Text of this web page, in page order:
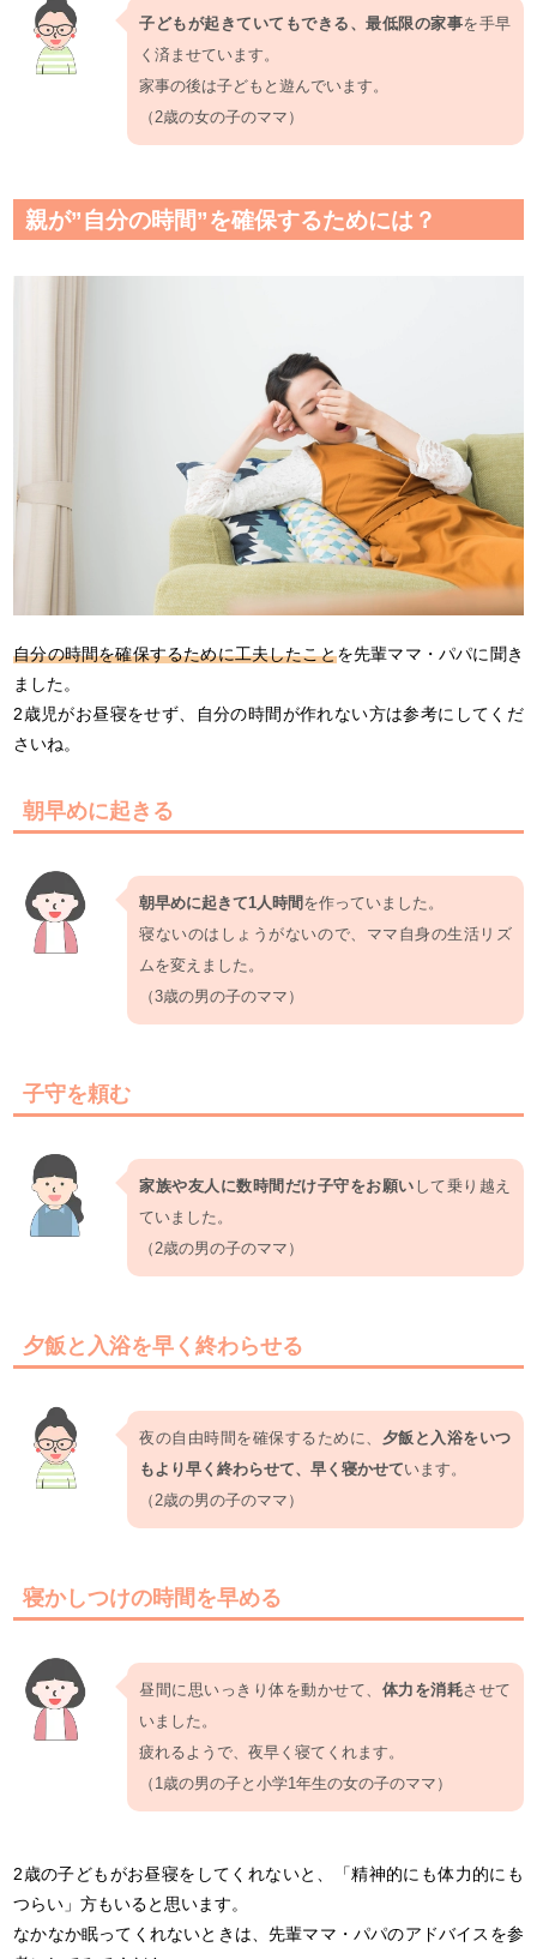
子どもが起きていてもできる、最低限の家事を手早
く済ませています。
家事の後は子どもと遊んでいます。
（2歳の女の子のママ）
親が”自分の時間”を確保するためには？
自分の時間を確保するために工夫したことを先輩ママ・パパに聞き
ました。
2歳児がお昼寝をせず、自分の時間が作れない方は参考にしてくだ
さいね。
朝早めに起きる
朝早めに起きて1人時間 を作っていました。
寝ないのはしょうがないので、ママ自身の生活リズ
ムを変えました。
（3歳の男の子のママ）
子守を頼む
家族や友人に数時間だけ子守をお願い して乗り越え
ていました。
（2歳の男の子のママ）
夕飯と入浴を早く終わらせる
夜の自由時間を確保するために、 夕飯と入浴をいつ
もより早く終わらせて、早く寝かせています。
（2歳の男の子のママ）
寝かしつけの時間を早める
昼間に思いっきり体を動かせて、 体力を消耗させて
いました。
疲れるようで、夜早く寝てくれます。
（1歳の男の子と小学1年生の女の子のママ）
2歳の子どもがお昼寝をしてくれないと、「精神的にも体力的にも
つらい」方もいると思います。
なかなか眠ってくれないときは、先輩ママ・パパのアドバイスを参